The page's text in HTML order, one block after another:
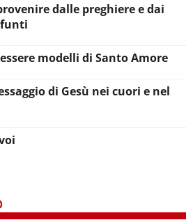
dalle preghiere e dai
modelli di Santo Amore
di Gesù nei cuori e nel